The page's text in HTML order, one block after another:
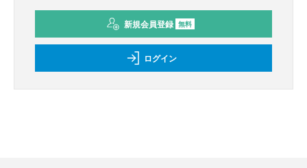
新規会員登録 無料
ログイン